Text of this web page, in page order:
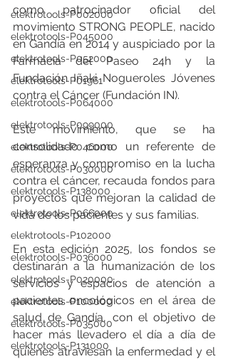
elektrotools-P002000
elektrotools-P045000
elektrotools-P052000
elektrotools-P01961
elektrotools-P064000
elektrotools-P099000
elektrotools-P046000
elektrotools-P030000
elektrotools-P138000
elektrotools-P066000
elektrotools-P102000
elektrotools-P036000
elektrotools-P020000
elektrotools-P100000
elektrotools-P035000
elektrotools-P131000
como patrocinador oficial del
movimiento STRONG PEOPLE, nacido
en Gandía en 2014 y auspiciado por la
Farmacia del Paseo 24h y la
Fundación Iñaki Nogueroles Jóvenes
contra el Cáncer (Fundación IN).
Este movimiento, que se ha
consolidado como un referente de
esperanza y compromiso en la lucha
contra el cáncer, recauda fondos para
proyectos que mejoran la calidad de
vida de los pacientes y sus familias.
En esta edición 2025, los fondos se
destinarán a la humanización de los
servicios y espacios de atención a
pacientes oncológicos en el área de
salud de Gandía, con el objetivo de
hacer más llevadero el día a día de
quienes atraviesan la enfermedad y el